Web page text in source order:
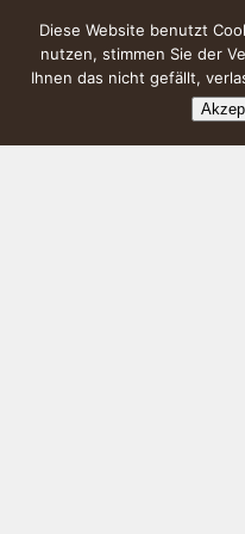
Diese Website benutzt
nutzen, stimmen Sie der
Ihnen das nicht gefällt,